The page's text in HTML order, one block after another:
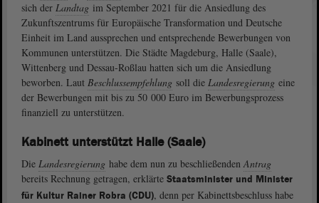
sich der Landtag im September 2021 für die Ansiedlung des
Zukunftszentrums für Europäische Transformation und Deutsche
Einheit im Land aussprechen und entsprechende Bewerbungen von
Kommunen unterstützen. Die Städte Magdeburg, Halle (Saale),
Wittenberg und Dessau-Roßlau hatten sich um die Ansiedlung
beworben. Laut Beschlussempfehlung soll die Landesregierung eine
der Bewerbungen mit bis zu 50 000 Euro im Bewerbungsprozess
finanziell zu unterstützen.
Kabinett unterstützt Halle (Saale)
Die Landesregierung habe dem nun zu beschließendenAntrag
bereits Rechnung getragen, erklärte Staatsminister und Minister
für Kultur Rainer Robra (CDU), denn per Kabinettsbeschluss habe